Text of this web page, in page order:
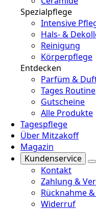
Spezialpflege
Intensive
Hals- &
Reinigung
Körperpflege
Entdecken
Parfüm &
Tages Routine
Gutscheine
Alle Produkte
Tagespflege
Über Mitzakoff
Magazin
Kundenservice
Kontakt
Zahlung &
Rücknahme
Widerruf